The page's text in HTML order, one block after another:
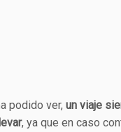
podido ver, un viaje
, ya que en caso